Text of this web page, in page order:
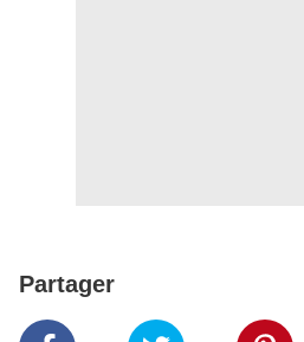
Partager